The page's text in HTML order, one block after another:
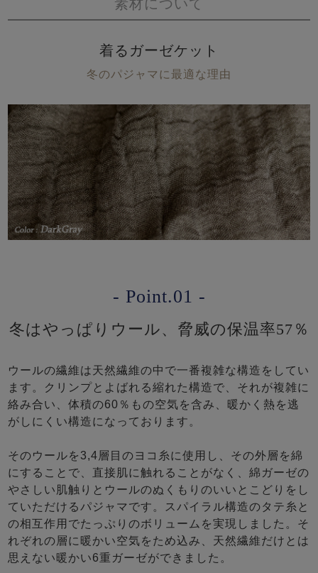
素材について
着るガーゼケット
冬のパジャマに最適な理由
- Point.01 -
冬はやっぱりウール、脅威の保温率57％
ウールの繊維は天然繊維の中で一番複雑な構造をしてい
ます。クリンプとよばれる縮れた構造で、それが複雑に
絡み合い、体積の60％もの空気を含み、暖かく熱を逃
がしにくい構造になっております。
そのウールを3,4層目のヨコ糸に使用し、その外層を綿
にすることで、直接肌に触れることがなく、綿ガーゼの
やさしい肌触りとウールのぬくもりのいいとこどりをし
ていただけるパジャマです。スパイラル構造のタテ糸と
の相互作用でたっぷりのボリュームを実現しました。そ
れぞれの層に暖かい空気をため込み、天然繊維だけとは
思えない暖かい6重ガーゼができました。